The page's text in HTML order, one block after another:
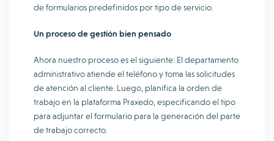
de formularios predefinidos por tipo de servicio.
Un proceso de gestión bien pensado
Ahora nuestro proceso es el siguiente: El departamento
administrativo atiende el teléfono y toma las solicitudes
de atención al cliente. Luego, planifica la orden de
trabajo en la plataforma Praxedo, especificando el tipo
para adjuntar el formulario para la generación del parte
de trabajo correcto.